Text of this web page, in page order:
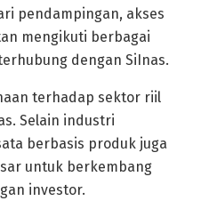
pendampingan, akses
mengikuti berbagai
dengan SiInas.
terhadap sektor riil
Selain industri
berbasis produk juga
untuk berkembang
investor.